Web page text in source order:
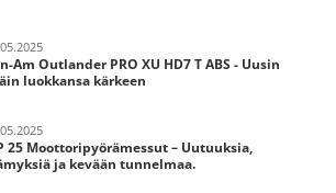
Am Outlander PRO XU HD7 T ABS - Uusin
luokkansa kärkeen
25 Moottoripyörämessut – Uutuuksia,
ja kevään tunnelmaa.